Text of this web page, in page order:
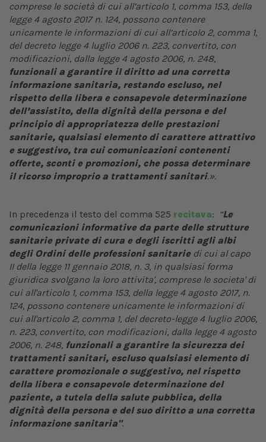
comprese le società di cui all’articolo 1, comma 153, della
legge 4 agosto 2017 n. 124, possono contenere
unicamente le informazioni di cui all’articolo 2, comma 1,
del decreto legge 4 luglio 2006 n. 223, convertito, con
modificazioni, dalla legge 4 agosto 2006, n. 248,
funzionali a garantire il diritto ad una corretta
informazione sanitaria, restando escluso, nel
rispetto della libera e consapevole determinazione
dell’assistito, della dignità della persona e del
principio di appropriatezza delle prestazioni
sanitarie, qualsiasi elemento di carattere attrattivo
e suggestivo, tra cui comunicazioni contenenti
offerte, sconti e promozioni, che possa determinare
il ricorso improprio a trattamenti sanitari.».
In precedenza il testo del comma 525 recitava: “Le
comunicazioni informative da parte delle strutture
sanitarie private di cura e degli iscritti agli albi
degli Ordini delle professioni sanitarie di cui al capo
II della legge 11 gennaio 2018, n. 3, in qualsiasi forma
giuridica svolgano la loro attivita', comprese le societa' di
cui all'articolo 1, comma 153, della legge 4 agosto 2017, n.
124, possono contenere unicamente le informazioni di
cui all'articolo 2, comma 1, del decreto-legge 4 luglio 2006,
n. 223, convertito, con modificazioni, dalla legge 4 agosto
2006, n. 248, funzionali a garantire la sicurezza dei
trattamenti sanitari, escluso qualsiasi elemento di
carattere promozionale o suggestivo, nel rispetto
della libera e consapevole determinazione del
paziente, a tutela della salute pubblica, della
dignità della persona e del suo diritto a una corretta
informazione sanitaria".